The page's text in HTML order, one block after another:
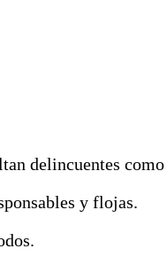
delincuentes
y flojas.